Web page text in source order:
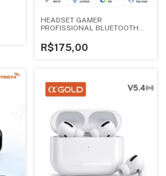
HEADSET GAMER
PROFISSIONAL BLUETOOTH
R$175,00